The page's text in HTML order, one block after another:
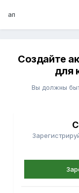
ап
Создайте
для
Вы должны